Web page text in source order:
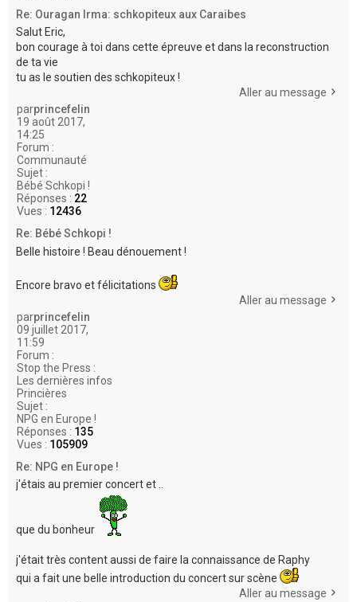
Re: Ouragan Irma: schkopiteux aux Caraibes
Salut Eric,
bon courage à toi dans cette épreuve et dans la reconstruction
de ta vie
tu as le soutien des schkopiteux !
Aller au message
parprincefelin
19 août 2017,
14:25
Forum :
Communauté
Sujet :
Bébé Schkopi !
Réponses : 22
Vues : 12436
Re: Bébé Schkopi !
Belle histoire ! Beau dénouement !
Encore bravo et félicitations
Aller au message
parprincefelin
09 juillet 2017,
11:59
Forum :
Stop the Press :
Les dernières infos
Princières
Sujet :
NPG en Europe !
Réponses : 135
Vues : 105909
Re: NPG en Europe !
j'étais au premier concert et ..
que du bonheur
j'était très content aussi de faire la connaissance de Raphy
qui a fait une belle introduction du concert sur scène
Aller au message